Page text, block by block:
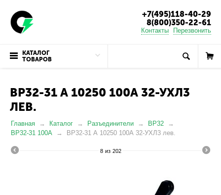
+7(495)118-40-29
8(800)350-22-61
Контакты Перезвонить
КАТАЛОГ
ТОВАРОВ
ВР32-31 А 10250 100А 32-УХЛ3
ЛЕВ.
Главная Каталог Разъединители
ВР32
ВР32-31 100А
ВР32-31 А 10250 100А 32-УХЛ3 лев.
8 из 202